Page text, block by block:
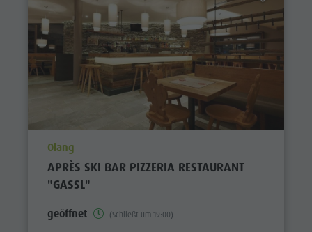
aria.poi_location_prefix
Olang
APRÈS SKI BAR PIZZERIA RESTAURANT
"GASSL"
geöffnet (Schließt um 19:00)